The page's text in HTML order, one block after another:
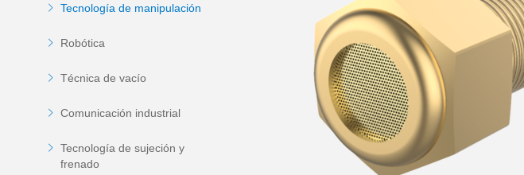
Tecnología de manipulación
Robótica
Técnica de vacío
Comunicación industrial
Tecnología de sujeción y
frenado